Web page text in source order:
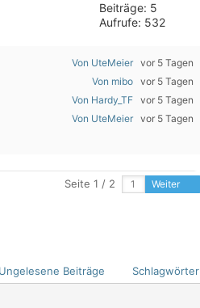
Beiträge: 5
Aufrufe: 532
Von UteMeier vor 5 Tagen
Von mibo vor 5 Tagen
Von Hardy_TF vor 5 Tagen
Von UteMeier vor 5 Tagen
Seite 1 / 2 Weiter
Ungelesene Beiträge Schlagwörter